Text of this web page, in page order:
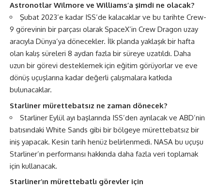
Astronotlar Wilmore ve Williams’a şimdi ne olacak?
Şubat 2023’e kadar ISS’de kalacaklar ve bu tarihte Crew-
9 görevinin bir parçası olarak SpaceX’in Crew Dragon uzay
aracıyla Dünya’ya dönecekler. İlk planda yaklaşık bir hafta
olan kalış süreleri 8 aydan fazla bir süreye uzatıldı. Daha
uzun bir görevi desteklemek için eğitim görüyorlar ve eve
dönüş uçuşlarına kadar değerli çalışmalara katkıda
bulunacaklar.
Starliner mürettebatsız ne zaman dönecek?
Starliner Eylül ayı başlarında ISS’den ayrılacak ve ABD’nin
batısındaki White Sands gibi bir bölgeye mürettebatsız bir
iniş yapacak. Kesin tarih henüz belirlenmedi. NASA bu uçuşu
Starliner’ın performansı hakkında daha fazla veri toplamak
için kullanacak.
Starliner’ın mürettebatlı görevler için